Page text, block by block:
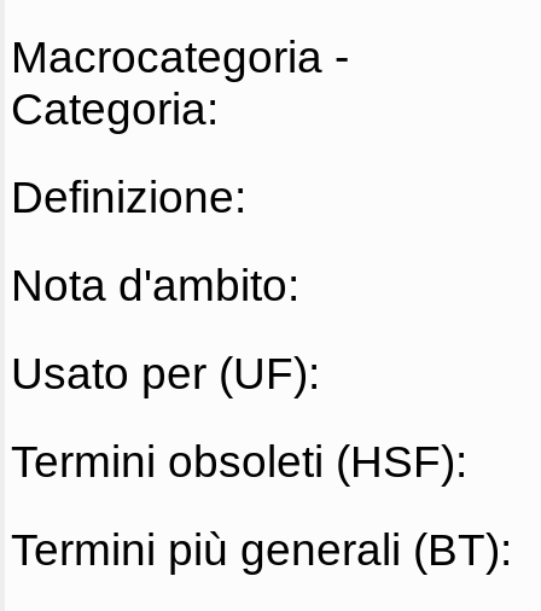
Macrocategoria -
Categoria:
Definizione:
Nota d'ambito:
Usato per (UF):
Termini obsoleti (HSF):
Termini più generali (BT):